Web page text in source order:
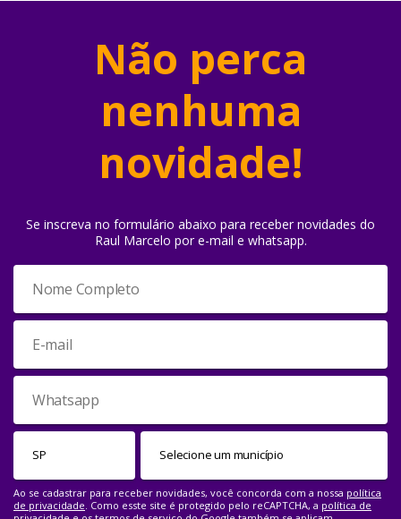
Não perca
nenhuma
novidade!
Se inscreva no formulário abaixo para receber novidades do
Raul Marcelo por e-mail e whatsapp.
Ao se cadastrar para receber novidades, você concorda com a nossa política
de privacidade. Como esste site é protegido pelo reCAPTCHA, a política de